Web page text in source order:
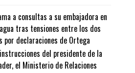
a consultas a su embajadora en
tras tensiones entre los dos
por declaraciones de Ortega
del presidente de la
el Ministerio de Relaciones